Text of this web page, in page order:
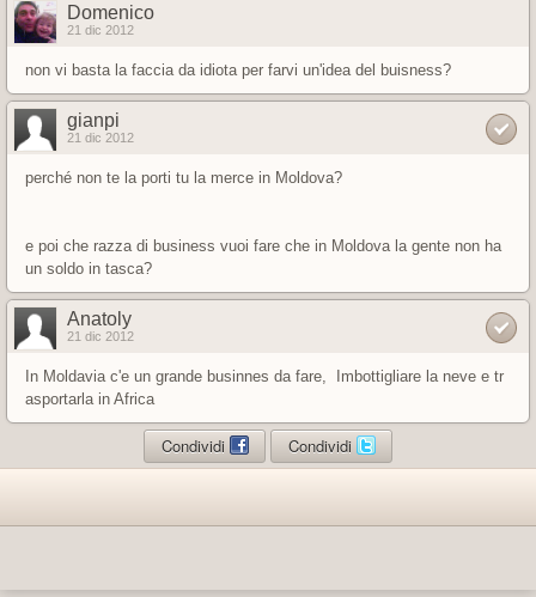
Domenico
21 dic 2012
non vi basta la faccia da idiota per farvi un'idea del buisness?
gianpi
21 dic 2012
perché non te la porti tu la merce in Moldova?
e poi che razza di business vuoi fare che in Moldova la gente non ha
un soldo in tasca?
Anatoly
21 dic 2012
In Moldavia c'e un grande businnes da fare, Imbottigliare la neve e tr
asportarla in Africa
Condividi Condividi